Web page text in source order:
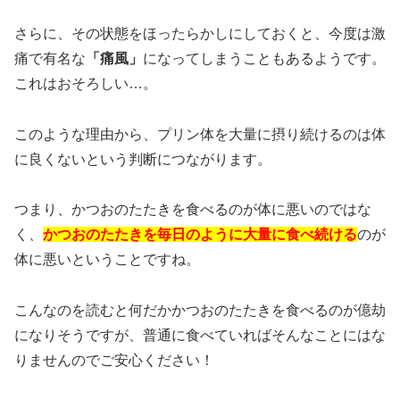
さらに、その状態をほったらかしにしておくと、今度は激
痛で有名な 「痛風」 になってしまうこともあるようです。
これはおそろしい…。
このような理由から、プリン体を大量に摂り続けるのは体
に良くないという判断につながります。
つまり、かつおのたたきを食べるのが体に悪いのではな
く、 かつおのたたきを毎日のように大量に食べ続けるのが
体に悪いということですね。
こんなのを読むと何だかかつおのたたきを食べるのが億劫
になりそうですが、普通に食べていればそんなことにはな
りませんのでご安心ください！